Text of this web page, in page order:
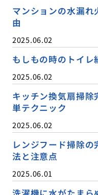
マンションの水漏
由
2025.06.02
もしもの時のトイレ
2025.06.02
キッチン換気扇掃
単テクニック
2025.06.02
レンジフード掃除
法と注意点
2025.06.01